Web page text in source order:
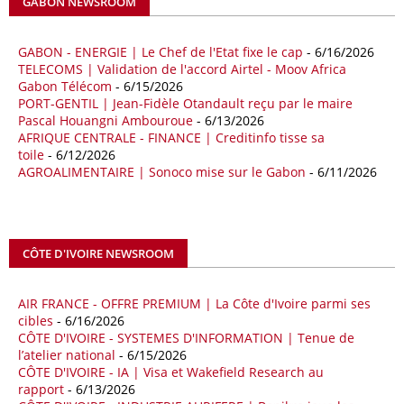
importations chinoises en provenance du continent ont atteint 45,02
quatre premiers mois de 2025.
09/05/26 ITALIE - LIBYE
Les deux pays veulent accélérer leurs projets gaziers communs, afin
de sécuriser davantage les approvisionnements énergétiques en
Méditerranée, dans un contexte marqué par des tensions
géopolitiques internationales et des perturbations sur le marché
mondial du gaz. Réunis à Rome le jeudi 7 mai, la Première ministre
coopération et les investissements dans le secteur énergétique. Cette
séquence survient alors que Rome cherche à réduire son exposition
18/04/26 ALGERIE - BP
La multinationale BP signe son retour en Algérie où un permis de
prospection d’hydrocarbures dans le bassin oriental lui a été attribué
par l’Agence nationale pour la valorisation des ressources en
hydrocarbures (ALNAFT). L’information rendue publique mercredi 15
GABON - ENERGIE | Le Chef de l'Etat fixe le cap - 6/16/2026
TELECOMS | Validation de l'accord Airtel - Moov Africa
Gabon Télécom - 6/15/2026
PORT-GENTIL | Jean-Fidèle Otandault reçu par le maire
Pascal Houangni Ambouroue - 6/13/2026
AFRIQUE CENTRALE - FINANCE | Creditinfo tisse sa
toile - 6/12/2026
AGROALIMENTAIRE | Sonoco mise sur le Gabon - 6/11/2026
CÔTE D'IVOIRE NEWSROOM
AIR FRANCE - OFFRE PREMIUM | La Côte d'Ivoire parmi ses
cibles - 6/16/2026
CÔTE D'IVOIRE - SYSTEMES D'INFORMATION | Tenue de
l’atelier national - 6/15/2026
CÔTE D'IVOIRE - IA | Visa et Wakefield Research au
rapport - 6/13/2026